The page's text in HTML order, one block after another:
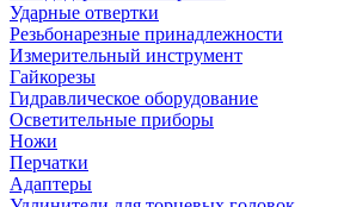
Ударные отвертки
Резьбонарезные принадлежности
Измерительный инструмент
Гайкорезы
Гидравлическое оборудование
Осветительные приборы
Ножи
Перчатки
Адаптеры